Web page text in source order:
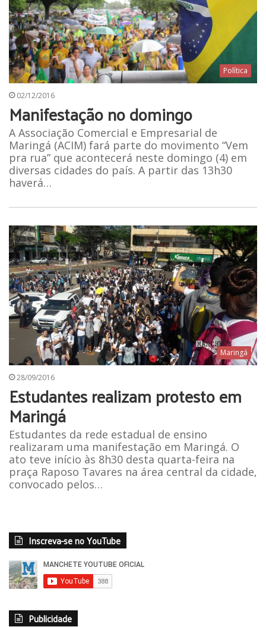
Política
02/12/2016
Manifestação no domingo
A Associação Comercial e Empresarial de
Maringá (ACIM) fará parte do movimento “Vem
pra rua” que acontecerá neste domingo (4) em
diversas cidades do país. A partir das 13h30
haverá…
Maringá
28/09/2016
Estudantes realizam protesto em
Maringá
Estudantes da rede estadual de ensino
realizaram uma manifestação em Maringá. O
ato teve início às 8h30 desta quarta-feira na
praça Raposo Tavares na área central da cidade,
convocado pelos…
Inscreva-se no YouTube
Publicidade